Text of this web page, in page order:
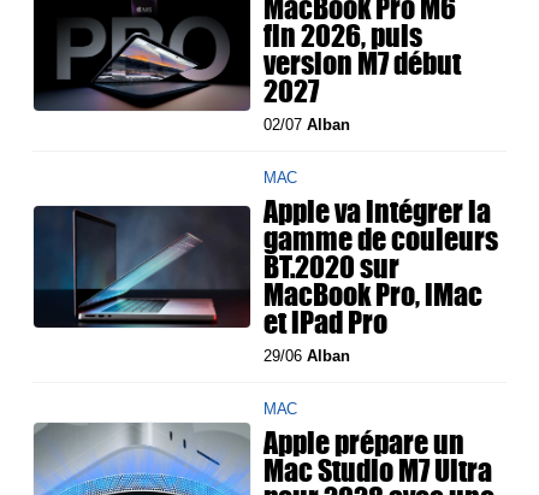
fin 2026, puis
version M7 début
2027
02/07Alban
MAC
Apple va intégrer la
gamme de couleurs
BT.2020 sur
MacBook Pro, iMac
et iPad Pro
29/06Alban
MAC
Apple prépare un
Mac Studio M7 Ultra